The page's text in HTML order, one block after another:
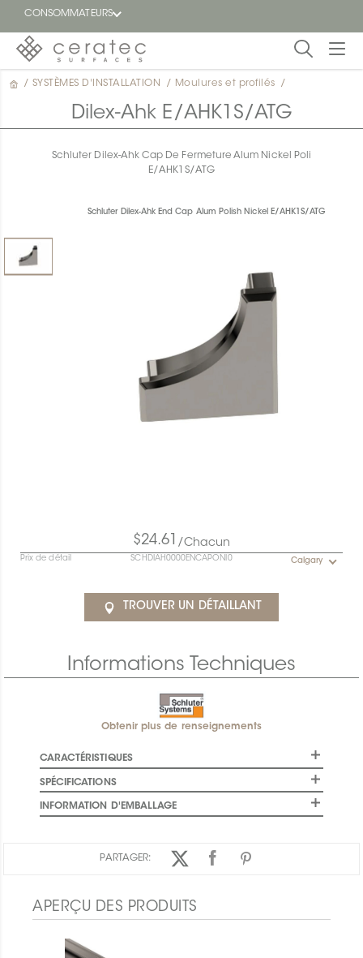
CONSOMMATEURS
En
vedette
détaillant
/ SYSTÈMES D'INSTALLATION / Moulures et profilés /
Dilex-Ahk E/AHK1S/ATG
Schluter Dilex-Ahk Cap De Fermeture Alum Nickel Poli
E/AHK1S/ATG
Schluter Dilex-Ahk End Cap Alum Polish Nickel E/AHK1S/ATG
$24.61 /Chacun
Prix de détail SCHDIAH0000ENCAPONI0 Calgary
TROUVER UN DÉTAILLANT
Informations Techniques
Obtenir plus de renseignements
CARACTÉRISTIQUES
SPÉCIFICATIONS
INFORMATION D'EMBALLAGE
PARTAGER:
APERÇU DES PRODUITS